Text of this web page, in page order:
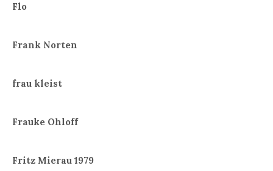
Flo
Frank Norten
frau kleist
Frauke Ohloff
Fritz Mierau 1979